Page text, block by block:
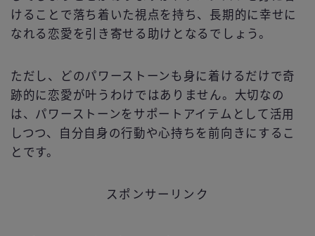
けることで落ち着いた視点を持ち、長期的に幸せに
なれる恋愛を引き寄せる助けとなるでしょう。
ただし、どのパワーストーンも身に着けるだけで奇
跡的に恋愛が叶うわけではありません。大切なの
は、パワーストーンをサポートアイテムとして活用
しつつ、自分自身の行動や心持ちを前向きにするこ
とです。
スポンサーリンク